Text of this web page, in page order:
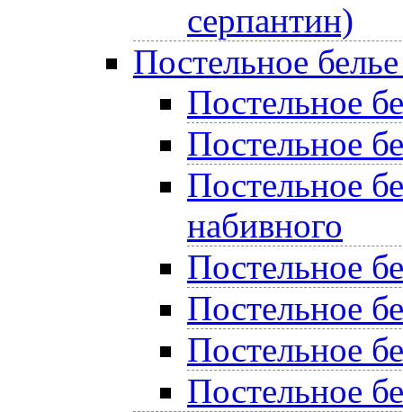
серпантин)
Постельное
Постельное
Постельное
Постельное
набивного
Постельное
Постельное
Постельное
Постельное